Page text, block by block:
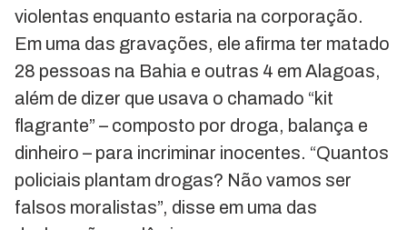
violentas enquanto estaria na corporação.
Em uma das gravações, ele afirma ter matado
28 pessoas na Bahia e outras 4 em Alagoas,
além de dizer que usava o chamado “kit
flagrante” – composto por droga, balança e
dinheiro – para incriminar inocentes. “Quantos
policiais plantam drogas? Não vamos ser
falsos moralistas”, disse em uma das